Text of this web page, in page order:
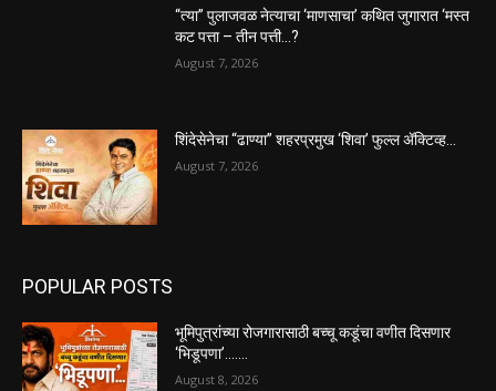
“त्या” पुलाजवळ नेत्याचा ‘माणसाचा’ कथित जुगारात ‘मस्त
कट पत्ता – तीन पत्ती…?
August 7, 2026
शिंदेसेनेचा “ढाण्या” शहरप्रमुख ‘शिवा’ फुल्ल ॲक्टिव्ह…
August 7, 2026
POPULAR POSTS
भूमिपुत्रांच्या रोजगारासाठी बच्चू कडूंचा वणीत दिसणार
‘भिडूपणा’…….
August 8, 2026